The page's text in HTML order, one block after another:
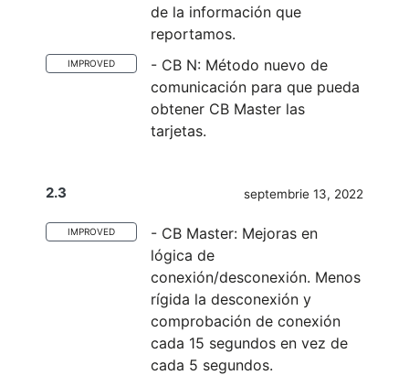
de la información que
reportamos.
IMPROVED
- CB N: Método nuevo de
comunicación para que pueda
obtener CB Master las
tarjetas.
2.3 septembrie 13, 2022
IMPROVED
- CB Master: Mejoras en
lógica de
conexión/desconexión. Menos
rígida la desconexión y
comprobación de conexión
cada 15 segundos en vez de
cada 5 segundos.